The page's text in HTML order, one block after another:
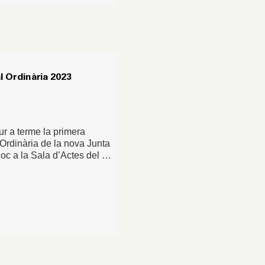
Ordinària 2023
a terme la primera
de la nova Junta
a la Sala d’Actes del …